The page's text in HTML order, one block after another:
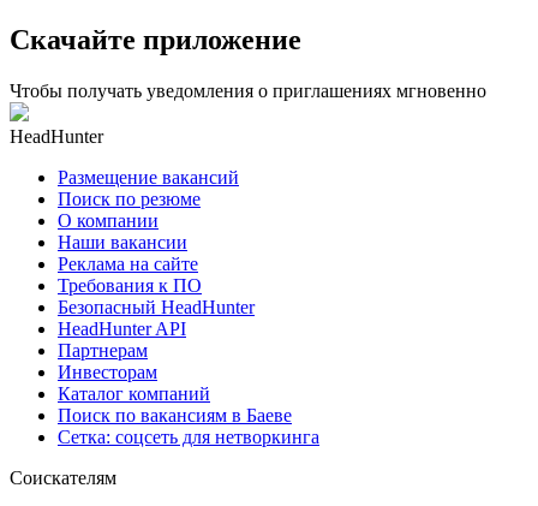
Скачайте приложение
Чтобы получать уведомления о приглашениях мгновенно
HeadHunter
Размещение вакансий
Поиск по резюме
О компании
Наши вакансии
Реклама на сайте
Требования к ПО
Безопасный HeadHunter
HeadHunter API
Партнерам
Инвесторам
Каталог компаний
Поиск по вакансиям в Баеве
Сетка: соцсеть для нетворкинга
Соискателям